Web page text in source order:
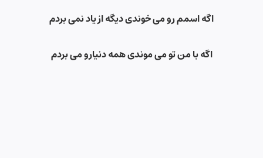
اگه اسمم رو می خوندی دیگه از یاد نمی بردم
اگه با من تو می موندی همه دنیارو می بردم